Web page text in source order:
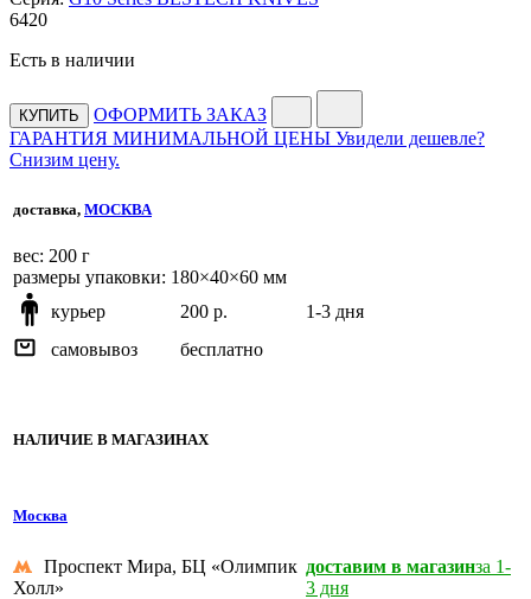
6420
Есть в наличии
КУПИТЬ
ОФОРМИТЬ ЗАКАЗ
ГАРАНТИЯ МИНИМАЛЬНОЙ ЦЕНЫ Увидели дешевле?
Снизим цену.
доставка, МОСКВА
веc: 200 г
размеры упаковки: 180×40×60 мм
курьер
200 р.
1-3 дня
самовывоз
бесплатно
НАЛИЧИЕ В МАГАЗИНАХ
Москва
Проспект Мира, БЦ «Олимпик
Холл»
доставим в магазинза 1-
3 дня